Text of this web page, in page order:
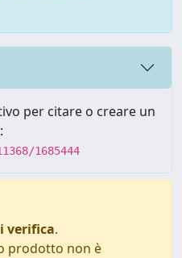
per citare o creare un
1685444
verifica.
prodotto non è